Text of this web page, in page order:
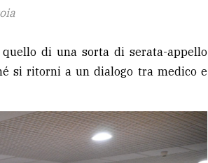
di una sorta di serata-appello
si ritorni a un dialogo tra medico e